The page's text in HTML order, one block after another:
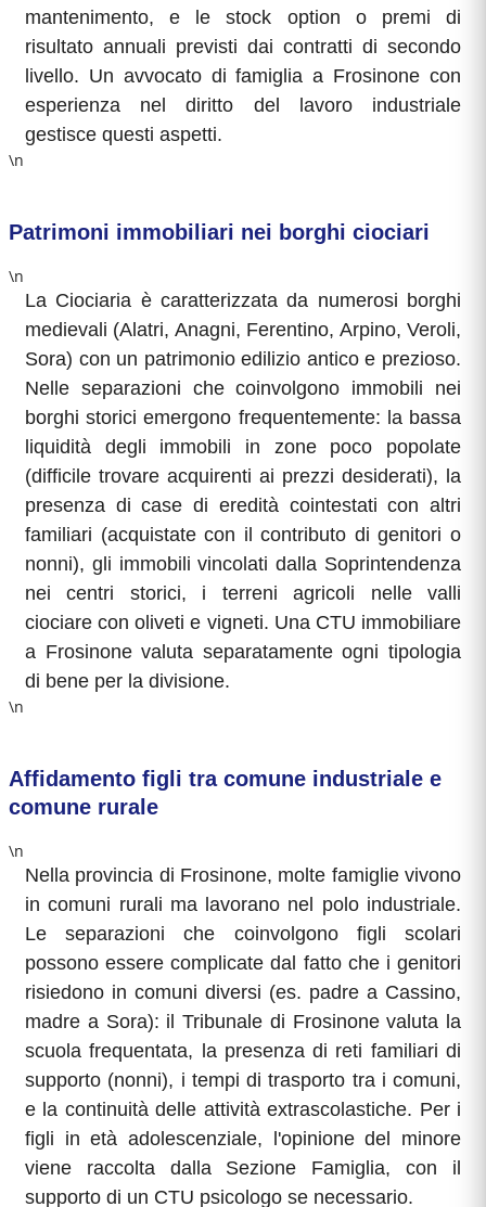
mantenimento, e le stock option o premi di
risultato annuali previsti dai contratti di secondo
livello. Un avvocato di famiglia a Frosinone con
esperienza nel diritto del lavoro industriale
gestisce questi aspetti.
\n
Patrimoni immobiliari nei borghi ciociari
\n
La Ciociaria è caratterizzata da numerosi borghi
medievali (Alatri, Anagni, Ferentino, Arpino, Veroli,
Sora) con un patrimonio edilizio antico e prezioso.
Nelle separazioni che coinvolgono immobili nei
borghi storici emergono frequentemente: la bassa
liquidità degli immobili in zone poco popolate
(difficile trovare acquirenti ai prezzi desiderati), la
presenza di case di eredità cointestati con altri
familiari (acquistate con il contributo di genitori o
nonni), gli immobili vincolati dalla Soprintendenza
nei centri storici, i terreni agricoli nelle valli
ciociare con oliveti e vigneti. Una CTU immobiliare
a Frosinone valuta separatamente ogni tipologia
di bene per la divisione.
\n
Affidamento figli tra comune industriale e
comune rurale
\n
Nella provincia di Frosinone, molte famiglie vivono
in comuni rurali ma lavorano nel polo industriale.
Le separazioni che coinvolgono figli scolari
possono essere complicate dal fatto che i genitori
risiedono in comuni diversi (es. padre a Cassino,
madre a Sora): il Tribunale di Frosinone valuta la
scuola frequentata, la presenza di reti familiari di
supporto (nonni), i tempi di trasporto tra i comuni,
e la continuità delle attività extrascolastiche. Per i
figli in età adolescenziale, l'opinione del minore
viene raccolta dalla Sezione Famiglia, con il
supporto di un CTU psicologo se necessario.